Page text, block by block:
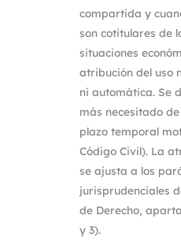
compartida y
son cotitulares de
situaciones
atribución del uso
ni automática. Se
más necesitado
plazo temporal
Código Civil). La
se ajusta a los
jurisprudenciales
de Derecho,
y 3).